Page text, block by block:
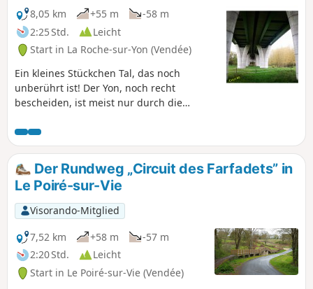
8,05 km
+55 m
-58 m
2:25 Std.
Leicht
Start in La Roche-sur-Yon (Vendée)
Ein kleines Stückchen Tal, das noch
unberührt ist! Der Yon, noch recht
bescheiden, ist meist nur durch die
eine Vegetation! Es ist ein Fest für Augen
und Ohren, denn die Vögel begleiten uns.
Der Rundweg „Circuit des Farfadets” in
Le Poiré-sur-Vie
Visorando-Mitglied
7,52 km
+58 m
-57 m
2:20 Std.
Leicht
Start in Le Poiré-sur-Vie (Vendée)